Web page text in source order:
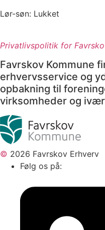
Lør-søn: Lukket
Privatlivspolitik for
Favrskov Kommune
erhvervsservice og
opbakning til
virksomheder og
© 2026 Favrskov Erhverv
Følg os på: